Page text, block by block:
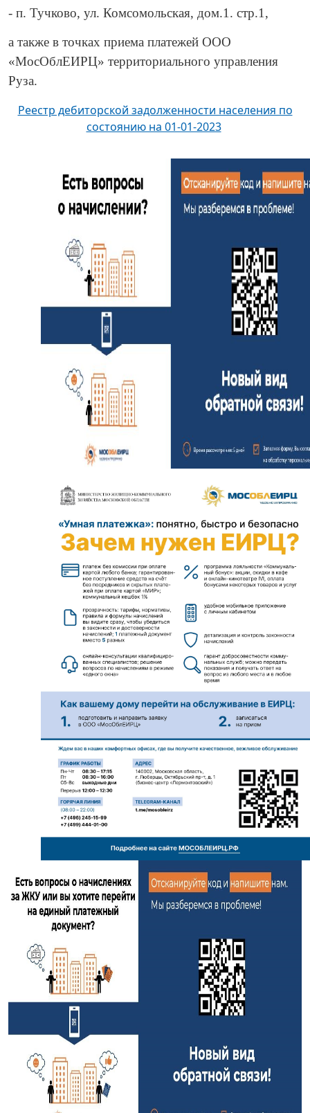
- п. Тучково, ул. Комсомольская, дом.1. стр.1,
а также в точках приема платежей ООО
«МосОблЕИРЦ» территориального управления
Руза.
Реестр дебиторской задолженности населения по
состоянию на 01-01-2023